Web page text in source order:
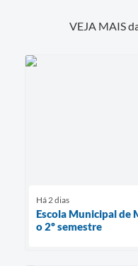
VEJA MAIS
Há 2 dias
Escola Municipal de
o 2º semestre